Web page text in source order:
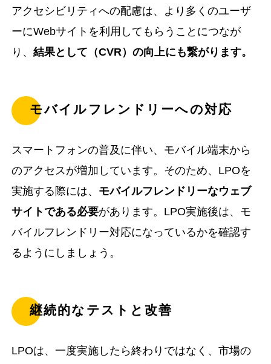
アクセシビリティへの配慮は、より多くのユーザ
ーにWebサイトを利用してもらうことにつなが
り、結果として（CVR）の向上にも繋がります。
モバイルフレンドリーへの対応
スマートフォンの普及に伴い、モバイル端末から
のアクセスが増加しています。そのため、LPOを
実施する際には、 モバイルフレンドリーなウェブ
サイトである必要があります。LPO実施後は、モ
バイルフレンドリー対応になっているかを確認す
るようにしましょう。
継続的なテストと改善
LPOは、一度実施したら終わりではなく、市場の